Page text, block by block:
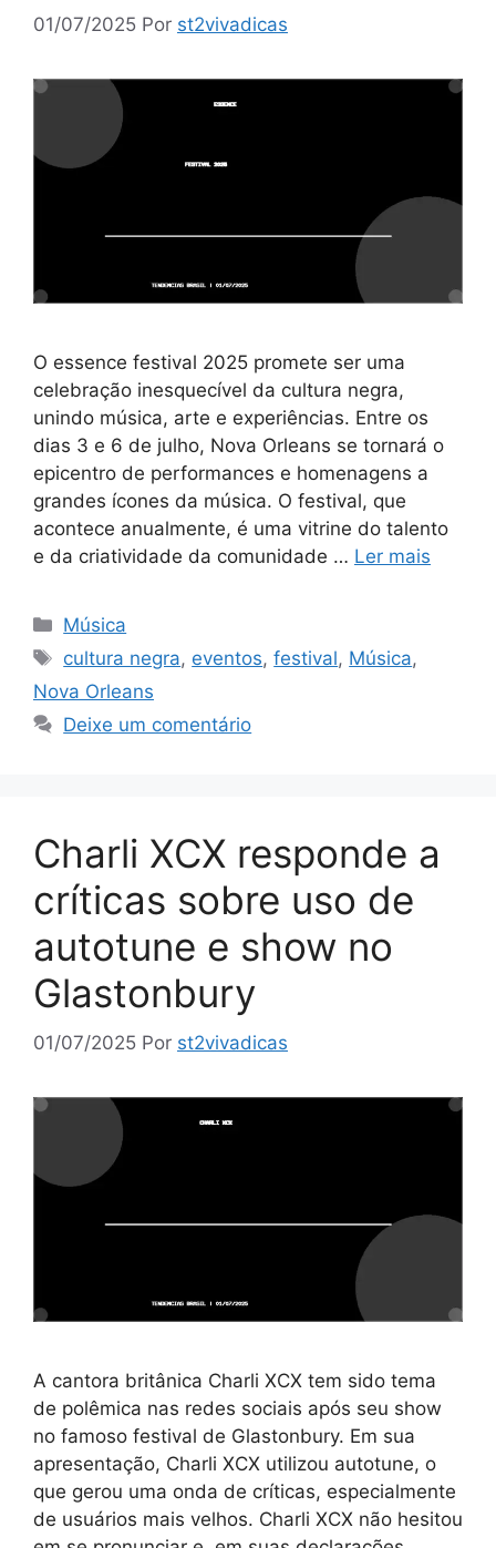
01/07/2025 Por st2vivadicas
O essence festival 2025 promete ser uma
celebração inesquecível da cultura negra,
unindo música, arte e experiências. Entre os
dias 3 e 6 de julho, Nova Orleans se tornará o
epicentro de performances e homenagens a
grandes ícones da música. O festival, que
acontece anualmente, é uma vitrine do talento
e da criatividade da comunidade … Ler mais
Categorias
Música
Tags
cultura negra, eventos,festival, Música,
Nova Orleans
Deixe um comentário
Charli XCX responde a
críticas sobre uso de
autotune e show no
Glastonbury
01/07/2025 Por st2vivadicas
A cantora britânica Charli XCX tem sido tema
de polêmica nas redes sociais após seu show
no famoso festival de Glastonbury. Em sua
apresentação, Charli XCX utilizou autotune, o
que gerou uma onda de críticas, especialmente
de usuários mais velhos. Charli XCX não hesitou